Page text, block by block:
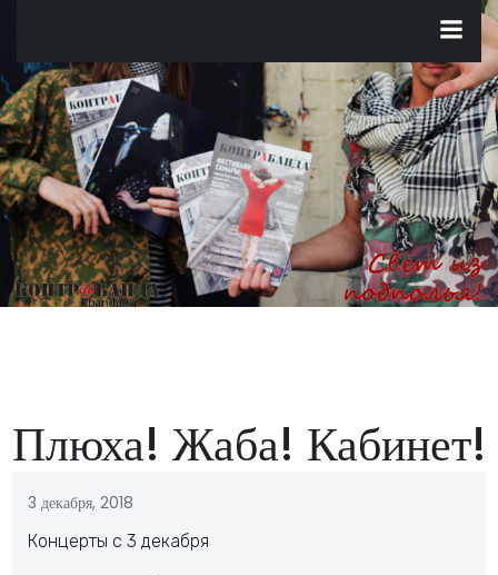
содержимому
Плюха! Жаба! Кабинет!
3 декабря, 2018
Концерты с 3 декабря